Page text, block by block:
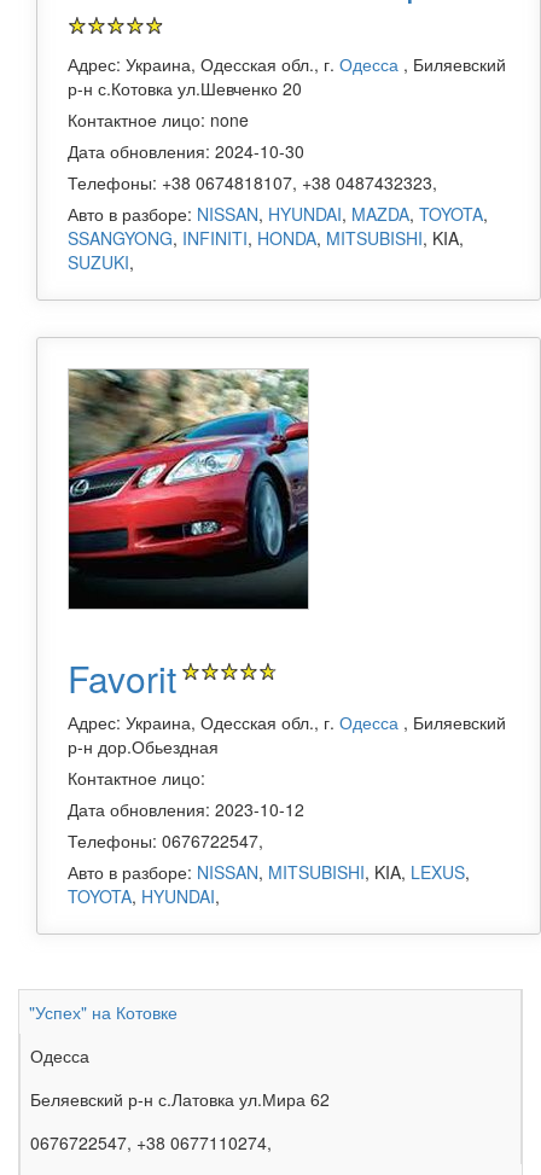
Адрес: Украина, Одесская обл., г. Одесса , Биляевский
р-н с.Котовка ул.Шевченко 20
Контактное лицо: none
Дата обновления: 2024-10-30
Телефоны: +38 0674818107, +38 0487432323,
Авто в разборе: NISSAN, HYUNDAI, MAZDA, TOYOTA,
SSANGYONG, INFINITI, HONDA, MITSUBISHI, KIA,
SUZUKI,
Favorit
Адрес: Украина, Одесская обл., г. Одесса , Биляевский
р-н дор.Обьездная
Контактное лицо:
Дата обновления: 2023-10-12
Телефоны: 0676722547,
Авто в разборе: NISSAN, MITSUBISHI, KIA, LEXUS,
TOYOTA, HYUNDAI,
"Успех" на Котовке
Одесса
Беляевский р-н с.Латовка ул.Мира 62
0676722547, +38 0677110274,